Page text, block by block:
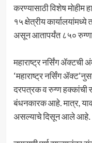
करण्यासाठी विशेष मोहीम
१५ क्षेत्रीय
असून आतापर्यंत ८५०
महाराष्ट्र नर्सिंग ॲक्टची
‘महाराष्ट्र नर्सिंग
दरपत्रक व रुग्ण हक्कांची
बंधनकारक आहे. मात्र,
असल्याचे दिसून आले आहे.